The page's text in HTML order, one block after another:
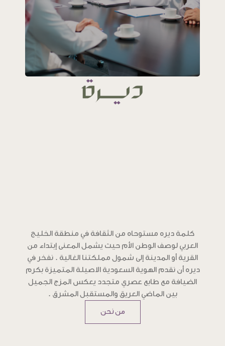
كلمة ديره مستوحاه من الثقافة في منطقة الخليج
العربي لوصف الوطن الأم حيث يشمل المعنى إبتداء من
القرية أو المدينة إلى شمول مملكتنا الغالية . نفخر في
ديره أن نقدم الهوية السعودية الاصيلة المتميزة بكرم
الضيافة مع طابع عصري متجدد يعكس المزج الجميل
بين الماضي العريق والمستقبل المشرق .
من نحن